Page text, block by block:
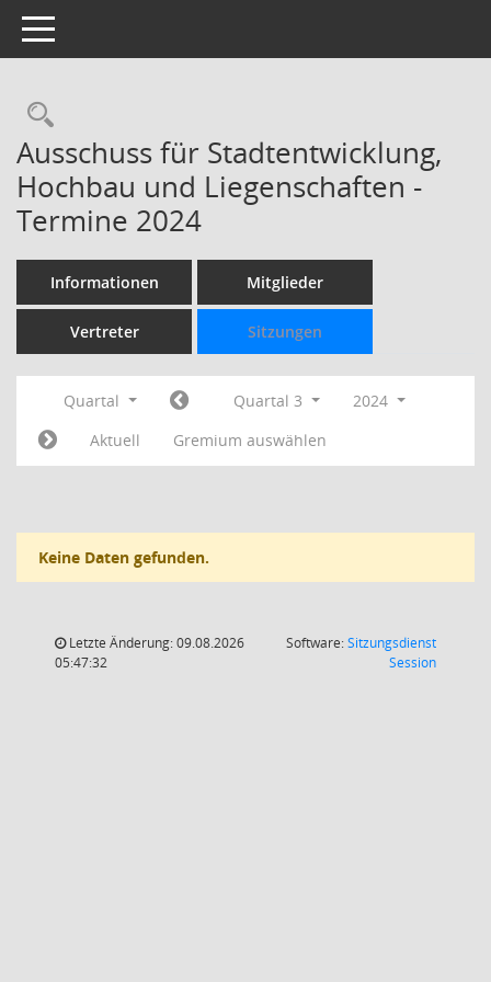
Toggle navigation
Rechercheauswahl
Ausschuss für Stadtentwicklung,
Hochbau und Liegenschaften -
Termine 2024
Informationen Mitglieder
Vertreter Sitzungen
Quartal Quartal 3
2024
Aktuell
Gremium auswählen
Keine Daten gefunden.
Letzte Änderung: 09.08.2026
05:47:32
Software:Sitzungsdienst
Session(Wird in